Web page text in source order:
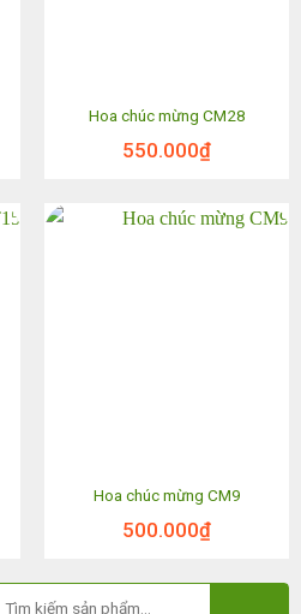
Hoa chúc mừng CM28
550.000₫
Hoa chúc mừng CM9
500.000₫